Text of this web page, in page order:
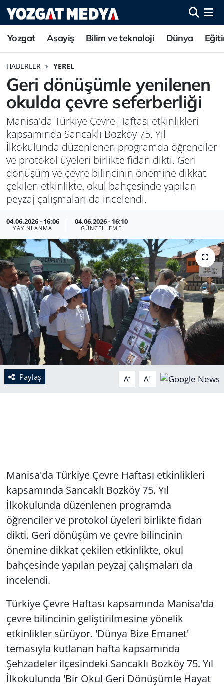
Yozgat Asayiş Bilim ve teknoloji Dünya
HABERLER YEREL
Geri dönüşümle yenilenen
okulda çevre seferberliği
Manisa'da Türkiye Çevre Haftası etkinlikleri
kapsamında Sancaklı Bozköy 75. Yıl
İlkokulunda düzenlenen programda öğrenciler
ve protokol üyeleri birlikte fidan dikti. Geri
dönüşüm ve çevre bilincinin önemine dikkat
çekilen etkinlikte, okul bahçesinde yapılan
peyzaj çalışmaları da incelendi.
04.06.2026 - 16:06
YAYINLANMA
04.06.2026 - 16:10
GÜNCELLEME
Paylaş A- A+
Manisa'da Türkiye Çevre Haftası etkinlikleri
kapsamında Sancaklı Bozköy 75. Yıl
İlkokulunda düzenlenen programda
öğrenciler ve protokol üyeleri birlikte fidan
dikti. Geri dönüşüm ve çevre bilincinin
önemine dikkat çekilen etkinlikte, okul
bahçesinde yapılan peyzaj çalışmaları da
incelendi.
Türkiye Çevre Haftası kapsamında Manisa'da
çevre bilincinin geliştirilmesine yönelik
etkinlikler sürüyor. 'Dünya Bize Emanet'
temasıyla kutlanan hafta kapsamında
Şehzadeler ilçesindeki Sancaklı Bozköy 75. Yıl
İlkokulunda 'Bir Okul Geri Dönüşümle Hayat